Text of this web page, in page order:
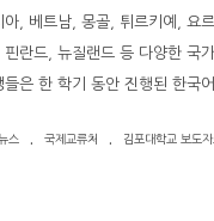
, 베트남, 몽골, 튀르키예, 요
란드, 뉴질랜드 등 다양한 국
들은 한 학기 동안 진행된 한국
스 국제교류처 김포대학교 보도자